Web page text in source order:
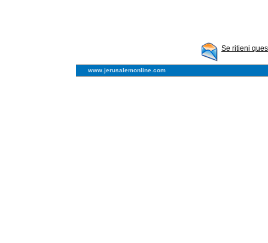
Se ritieni
www.jerusalemonline.com